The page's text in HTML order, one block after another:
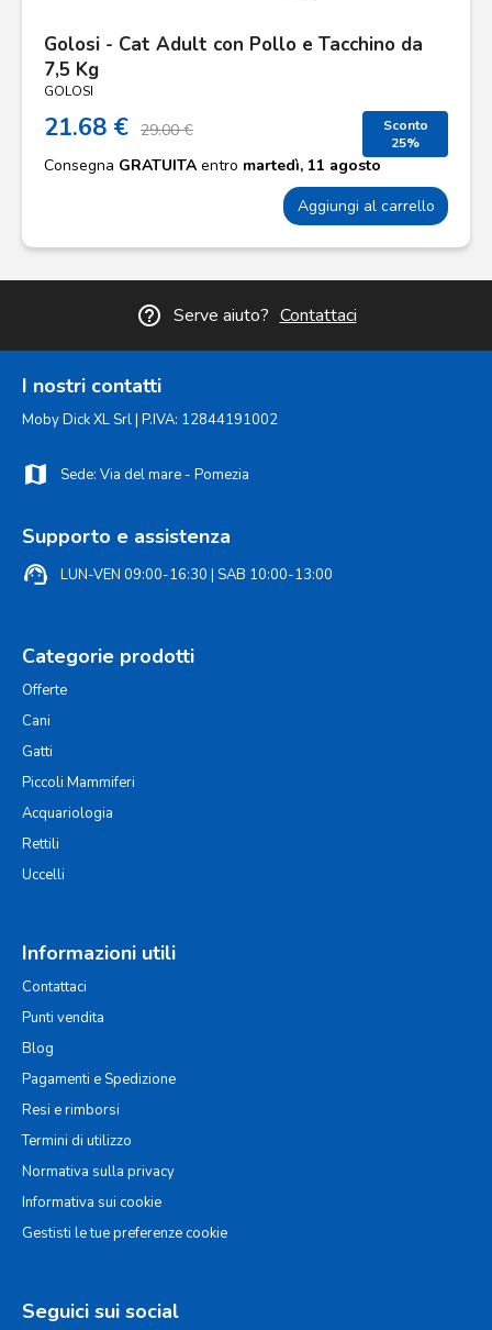
Golosi - Cat Adult con Pollo e Tacchino da
7,5 Kg
GOLOSI
21.68 € 29.00 €
Sconto
25%
Consegna GRATUITA entro martedì, 11 agosto
Aggiungi al carrello
help_outline Serve aiuto? Contattaci
I nostri contatti
Moby Dick XL Srl | P.IVA: 12844191002
map Sede: Via del mare - Pomezia
Supporto e assistenza
support_agent LUN-VEN 09:00-16:30 | SAB 10:00-13:00
Categorie prodotti
Offerte
Cani
Gatti
Piccoli Mammiferi
Acquariologia
Rettili
Uccelli
Informazioni utili
Contattaci
Punti vendita
Blog
Pagamenti e Spedizione
Resi e rimborsi
Termini di utilizzo
Normativa sulla privacy
Informativa sui cookie
Gestisti le tue preferenze cookie
Seguici sui social